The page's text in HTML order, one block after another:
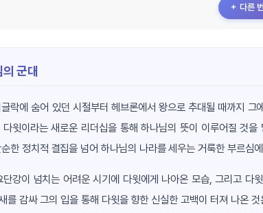
＋ 다른
군대
락에 숨어 있던 시절부터 헤브론에서 왕으로 추대될 때까지
윗이라는 새로운 리더십을 통해 하나님의 뜻이 이루어질 것
한 정치적 결집을 넘어 하나님의 나라를 세우는 거룩한 부르심
강이 넘치는 어려운 시기에 다윗에게 나아온 모습, 그리고
를 감싸 그의 입을 통해 다윗을 향한 신실한 고백이 터져 나온